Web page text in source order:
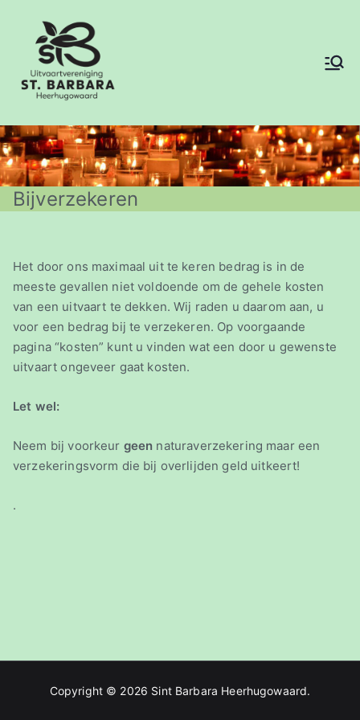
inhoud
Heerhugowaa
rd
Bijverzekeren
Het door ons maximaal uit te keren bedrag is in de
meeste gevallen niet voldoende om de gehele kosten
van een uitvaart te dekken. Wij raden u daarom aan, u
voor een bedrag bij te verzekeren. Op voorgaande
pagina “kosten” kunt u vinden wat een door u gewenste
uitvaart ongeveer gaat kosten.
Let wel:
Neem bij voorkeur geen naturaverzekering maar een
verzekeringsvorm die bij overlijden geld uitkeert!
.
Copyright © 2026 Sint Barbara Heerhugowaard.